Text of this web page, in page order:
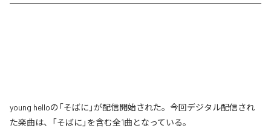
young helloの「そばに」が配信開始された。今回デジタル配信され
た楽曲は、「そばに」を含む全1曲となっている。